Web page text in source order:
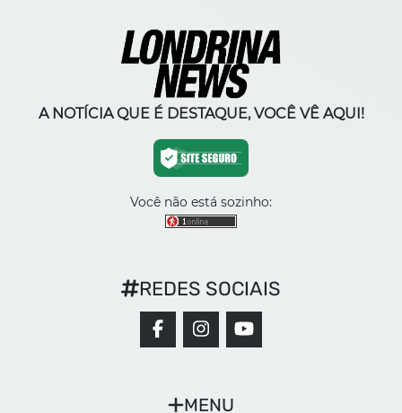
A NOTÍCIA QUE É DESTAQUE, VOCÊ VÊ AQUI!
Você não está sozinho:
MENU
REDES SOCIAIS